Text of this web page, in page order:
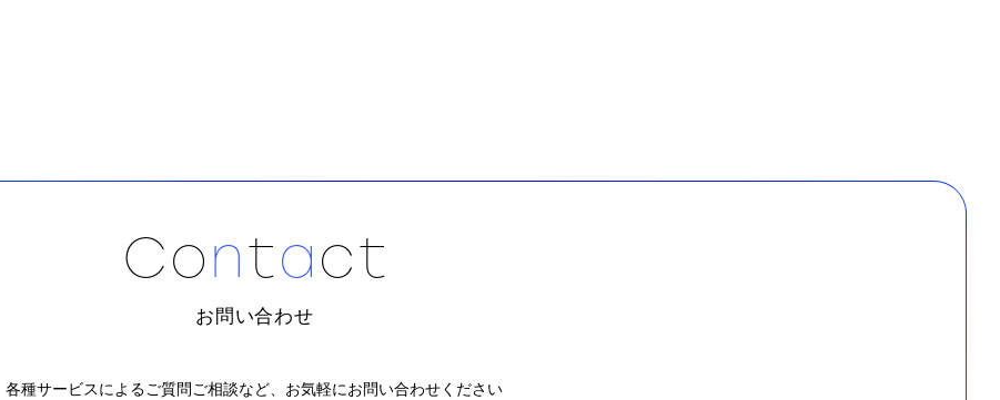
Contact
お問い合わせ
各種サービスによるご質問ご相談など、 お気軽にお問い合わせください